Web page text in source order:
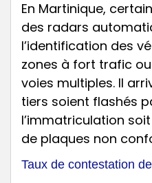
En Martinique,
des radars
l’identification des
zones à fort trafic
voies multiples. Il
tiers soient flashés
l’immatriculation
de plaques non
Taux de contestation